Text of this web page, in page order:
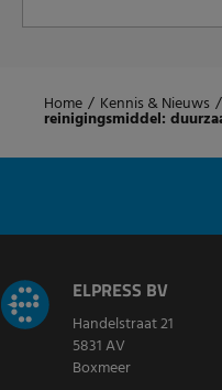
Home / Kennis & Nieuws /
reinigingsmiddel:
ELPRESS BV
Handelstraat 21
5831 AV
Boxmeer